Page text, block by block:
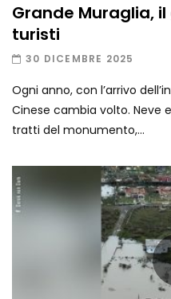
Grande Muraglia,
turisti
30 DICEMBRE 2025
Ogni anno, con l’arrivo
Cinese cambia volto. Neve
tratti del monumento,...